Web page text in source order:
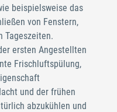
beispielsweise das
von Fenstern,
Tageszeiten.
ersten Angestellten
Frischluftspülung,
und der frühen
abzukühlen und